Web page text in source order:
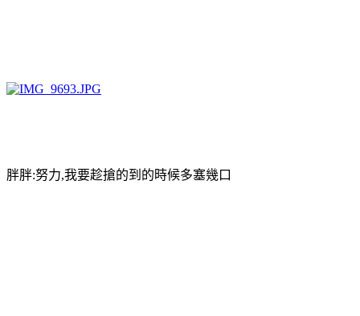
胖胖:努力,我要趁搶的到的時候多塞幾口